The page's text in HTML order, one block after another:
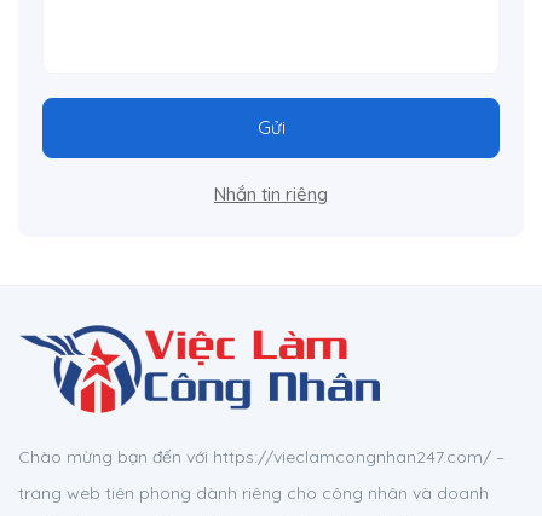
Gửi
Nhắn tin riêng
Chào mừng bạn đến với https://vieclamcongnhan247.com/ –
trang web tiên phong dành riêng cho công nhân và doanh